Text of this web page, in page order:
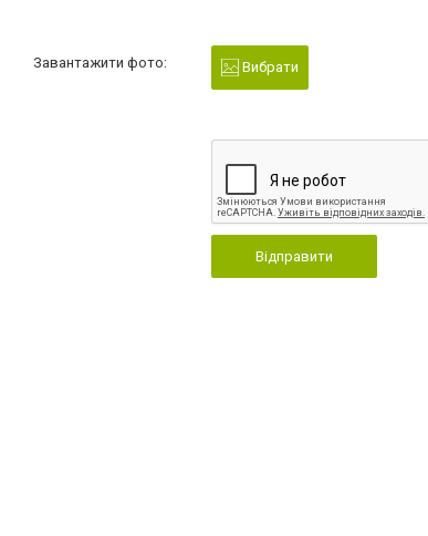
Завантажити фото: Вибрати
Відправити